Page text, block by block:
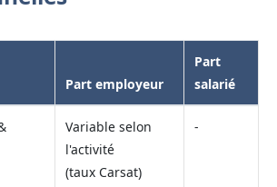
Part employeur
Part
salarié
Variable selon
l'activité
(taux Carsat)
-